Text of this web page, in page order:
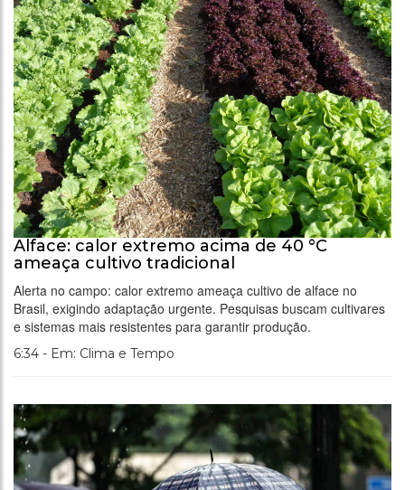
Alface: calor extremo acima de 40 °C
ameaça cultivo tradicional
Alerta no campo: calor extremo ameaça cultivo de alface no
Brasil, exigindo adaptação urgente. Pesquisas buscam cultivares
e sistemas mais resistentes para garantir produção.
6:34 - Em: Clima e Tempo